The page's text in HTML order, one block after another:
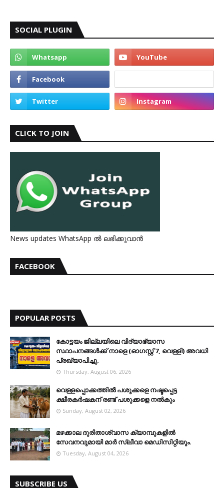
SOCIAL PLUGIN
CLICK TO JOIN
News updates WhatsApp ൽ ലഭിക്കുവാൻ
FACEBOOK
POPULAR POSTS
കോട്ടയം ജില്ലയിലെ വിദ്യാഭ്യാസ
സ്ഥാപനങ്ങള്‍ക്ക് നാളെ (ഓഗസ്റ്റ് 7, വെള്ളി) അവധി
പ്രഖ്യാപിച്ചു.
Thursday, August 06, 2026
വെള്ളപ്പൊക്കത്തില്‍ പശുക്കളെ നഷ്ടപ്പെട്ട
ക്ഷീരകര്‍ഷകന് രണ്ട് പശുക്കളെ നല്‍കും
Sunday, August 02, 2026
മഴക്കാല ദുരിതാശ്വാസ ക്യാമ്പുകളിൽ
സേവനവുമായി മാർ സ്ലീവാ മെഡിസിറ്റിയും.
Tuesday, August 04, 2026
SUBSCRIBE US